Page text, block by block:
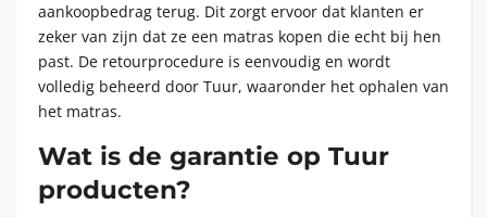
aankoopbedrag terug. Dit zorgt ervoor dat klanten er
zeker van zijn dat ze een matras kopen die echt bij hen
past. De retourprocedure is eenvoudig en wordt
volledig beheerd door Tuur, waaronder het ophalen van
het matras.
Wat is de garantie op Tuur
producten?